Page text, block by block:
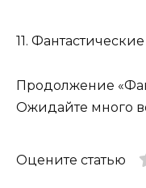
11.
Продолжение
Ожидайте много
Оцените статью